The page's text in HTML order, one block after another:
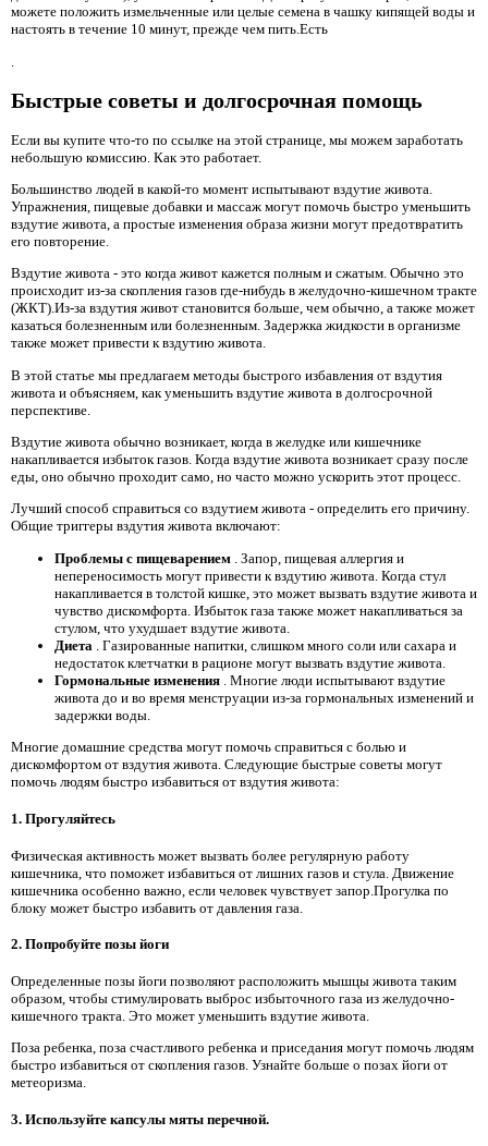
можете положить измельченные или целые семена в чашку кипящей воды и
настоять в течение 10 минут, прежде чем пить.Есть
Быстрые советы и долгосрочная помощь
Если вы купите что-то по ссылке на этой странице, мы можем заработать
небольшую комиссию. Как это работает.
Большинство людей в какой-то момент испытывают вздутие живота.
Упражнения, пищевые добавки и массаж могут помочь быстро уменьшить
вздутие живота, а простые изменения образа жизни могут предотвратить
его повторение.
Вздутие живота - это когда живот кажется полным и сжатым. Обычно это
происходит из-за скопления газов где-нибудь в желудочно-кишечном тракте
(ЖКТ).Из-за вздутия живот становится больше, чем обычно, а также может
казаться болезненным или болезненным. Задержка жидкости в организме
также может привести к вздутию живота.
В этой статье мы предлагаем методы быстрого избавления от вздутия
живота и объясняем, как уменьшить вздутие живота в долгосрочной
перспективе.
Вздутие живота обычно возникает, когда в желудке или кишечнике
накапливается избыток газов. Когда вздутие живота возникает сразу после
еды, оно обычно проходит само, но часто можно ускорить этот процесс.
Лучший способ справиться со вздутием живота - определить его причину.
Общие триггеры вздутия живота включают:
Проблемы с пищеварением . Запор, пищевая аллергия и
непереносимость могут привести к вздутию живота. Когда стул
накапливается в толстой кишке, это может вызвать вздутие живота и
чувство дискомфорта. Избыток газа также может накапливаться за
стулом, что ухудшает вздутие живота.
Диета
. Газированные напитки, слишком много соли или сахара и
недостаток клетчатки в рационе могут вызвать вздутие живота.
Гормональные изменения . Многие люди испытывают вздутие
живота до и во время менструации из-за гормональных изменений и
задержки воды.
Многие домашние средства могут помочь справиться с болью и
дискомфортом от вздутия живота. Следующие быстрые советы могут
помочь людям быстро избавиться от вздутия живота:
1. Прогуляйтесь
Физическая активность может вызвать более регулярную работу
кишечника, что поможет избавиться от лишних газов и стула. Движение
кишечника особенно важно, если человек чувствует запор.Прогулка по
блоку может быстро избавить от давления газа.
2. Попробуйте позы йоги
Определенные позы йоги позволяют расположить мышцы живота таким
образом, чтобы стимулировать выброс избыточного газа из желудочно-
кишечного тракта. Это может уменьшить вздутие живота.
Поза ребенка, поза счастливого ребенка и приседания могут помочь людям
быстро избавиться от скопления газов. Узнайте больше о позах йоги от
метеоризма.
3. Используйте капсулы мяты перечной.